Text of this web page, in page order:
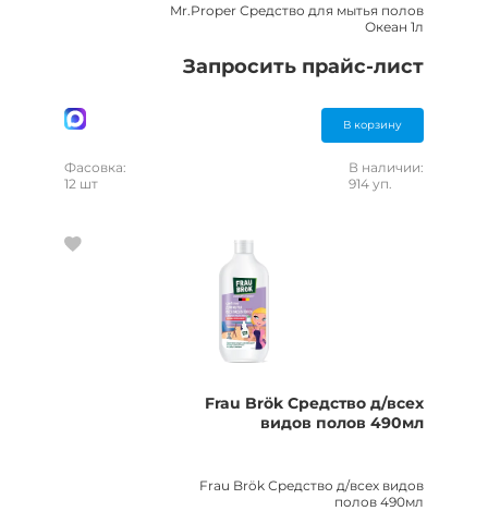
Mr.Proper Средство для мытья полов
Океан 1л
Запросить прайс-лист
В корзину
Фасовка:
12 шт
В наличии:
914 уп.
Frau Brök Средство д/всех
видов полов 490мл
Frau Brök Средство д/всех видов
полов 490мл